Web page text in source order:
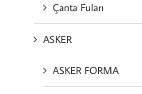
Çanta Fuları
ASKER
ASKER FORMA